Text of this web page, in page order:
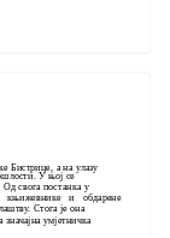
Бистрице, а на улазу
У њој се
Од свога постанка у
књижевнике и обдарене
Стога је она
умјетничка